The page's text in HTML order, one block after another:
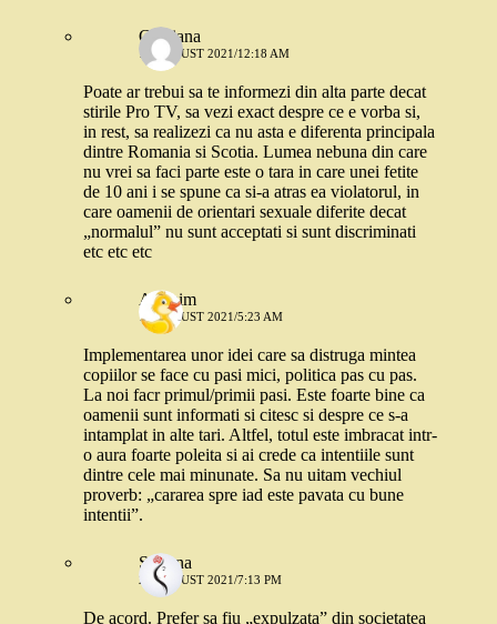
Cristiana
19 AUGUST 2021/12:18 AM
Poate ar trebui sa te informezi din alta parte decat
stirile Pro TV, sa vezi exact despre ce e vorba si,
in rest, sa realizezi ca nu asta e diferenta principala
dintre Romania si Scotia. Lumea nebuna din care
nu vrei sa faci parte este o tara in care unei fetite
de 10 ani i se spune ca si-a atras ea violatorul, in
care oamenii de orientari sexuale diferite decat
„normalul” nu sunt acceptati si sunt discriminati
etc etc etc
Anonim
19 AUGUST 2021/5:23 AM
Implementarea unor idei care sa distruga mintea
copiilor se face cu pasi mici, politica pas cu pas.
La noi facr primul/primii pasi. Este foarte bine ca
oamenii sunt informati si citesc si despre ce s-a
intamplat in alte tari. Altfel, totul este imbracat intr-
o aura foarte poleita si ai crede ca intentiile sunt
dintre cele mai minunate. Sa nu uitam vechiul
proverb: „cararea spre iad este pavata cu bune
intentii”.
Simona
26 AUGUST 2021/7:13 PM
De acord. Prefer sa fiu „expulzata” din societatea